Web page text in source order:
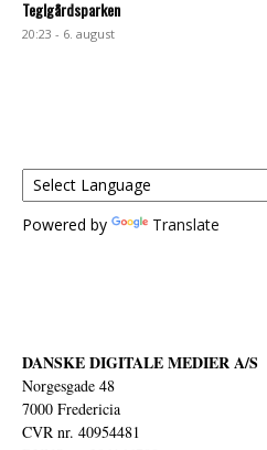
Teglgårdsparken
20:23 - 6. august
Powered by Translate
DANSKE DIGITALE MEDIER A/S
Norgesgade 48
7000 Fredericia
CVR nr. 40954481